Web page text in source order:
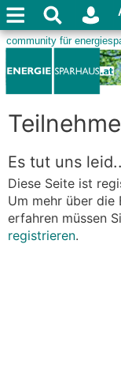
Es tut uns
Diese Seite ist
Um mehr über die
erfahren müssen
registrieren.